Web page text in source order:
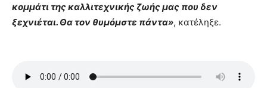
κομμάτι της καλλιτεχνικής ζωής μας που δεν
ξεχνιέται. Θα τον θυμόμστε πάντα», κατέληξε.